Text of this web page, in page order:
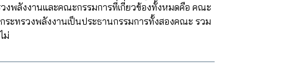
งพลังงานและคณะกรรมการที่เกี่ยวข้องทั้งหมดคือ คณะ
ะทรวงพลังงานเป็นประธานกรรมการทั้งสองคณะ รวม
ม่